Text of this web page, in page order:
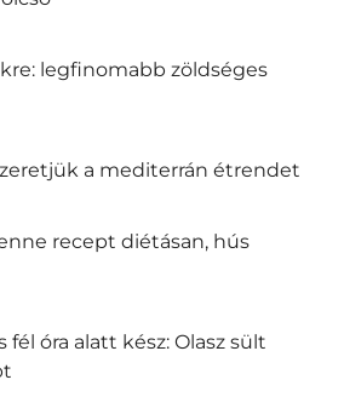
legfinomabb zöldséges
a mediterrán étrendet
recept diétásan, hús
fél óra alatt kész: Olasz sült